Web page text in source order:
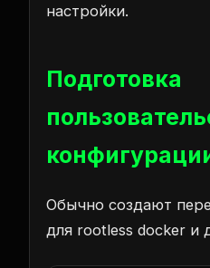
настройки.
Подготовка
Обычно создают
для rootless docker и